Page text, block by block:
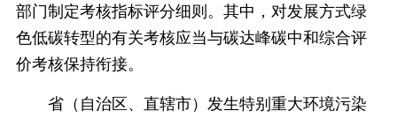
部门制定考核指标评分细则。其中，对发展方式绿
色低碳转型的有关考核应当与碳达峰碳中和综合评
价考核保持衔接。
省（自治区、直辖市）发生特别重大环境污染